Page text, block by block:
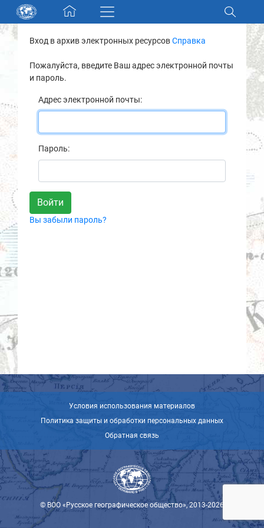
Skip navigation
Разделы и коллекции
Электронный каталог
Новости
О нас
Контакты
Партнеры
Вход в архив электронных ресурсовСправка
Пожалуйста, введите Ваш адрес электронной почты
и пароль.
Адрес электронной почты:
Пароль:
Вы забыли пароль?
Условия использования материалов
Политика защиты и обработки персональных данных
Обратная связь
© ВОО «Русское географическое общество», 2013-2026